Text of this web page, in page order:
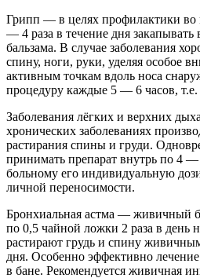
Грипп — в целях профилактики во
— 4 раза в течение дня
бальзама. В случае заболевания
спину, ноги, руки, уделяя особое
активным точкам вдоль носа
процедуру каждые 5 — 6 часов, т.е.
Заболевания лёгких и верхних
хронических заболеваниях
растирания спины и груди.
принимать препарат внутрь по 4 —
больному его индивидуальную
личной переносимости.
Бронхиальная астма — живичный
по 0,5 чайной ложки 2 раза в день
растирают грудь и спину
дня. Особенно эффективно
в бане. Рекомендуется живичная